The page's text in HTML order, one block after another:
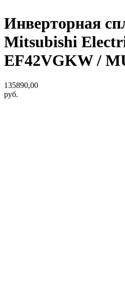
Инверторная
Mitsubishi
EF42VGKW /
135890,00
руб.